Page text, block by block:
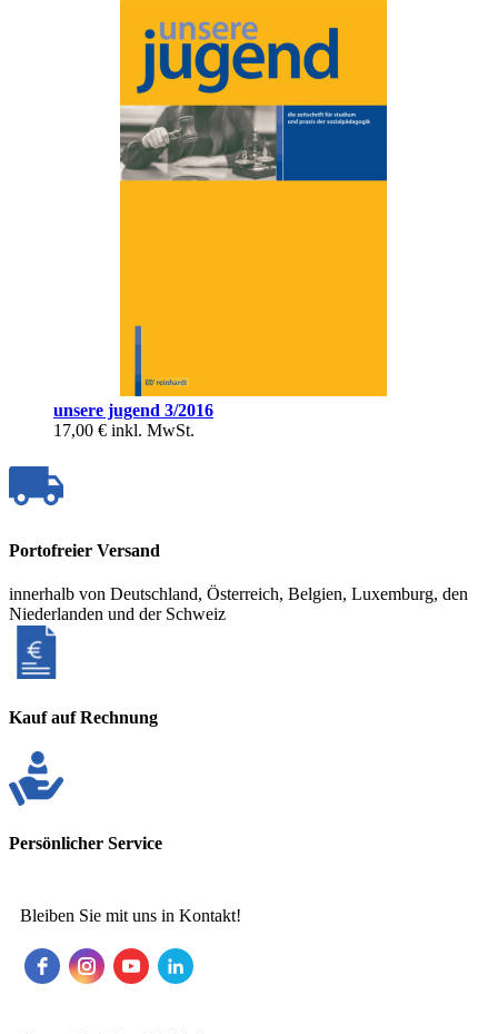
unsere jugend 3/2016
17,00 € inkl. MwSt.
Portofreier Versand
innerhalb von Deutschland, Österreich, Belgien, Luxemburg, den
Niederlanden und der Schweiz
Kauf auf Rechnung
Persönlicher Service
Bleiben Sie mit uns in Kontakt!